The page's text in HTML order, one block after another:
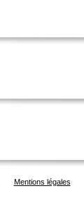
Mentions légales